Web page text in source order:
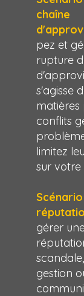
chaîne
pez et
rupture
s'agisse
matières
conflits
limitez
sur votre
gérer
gestion